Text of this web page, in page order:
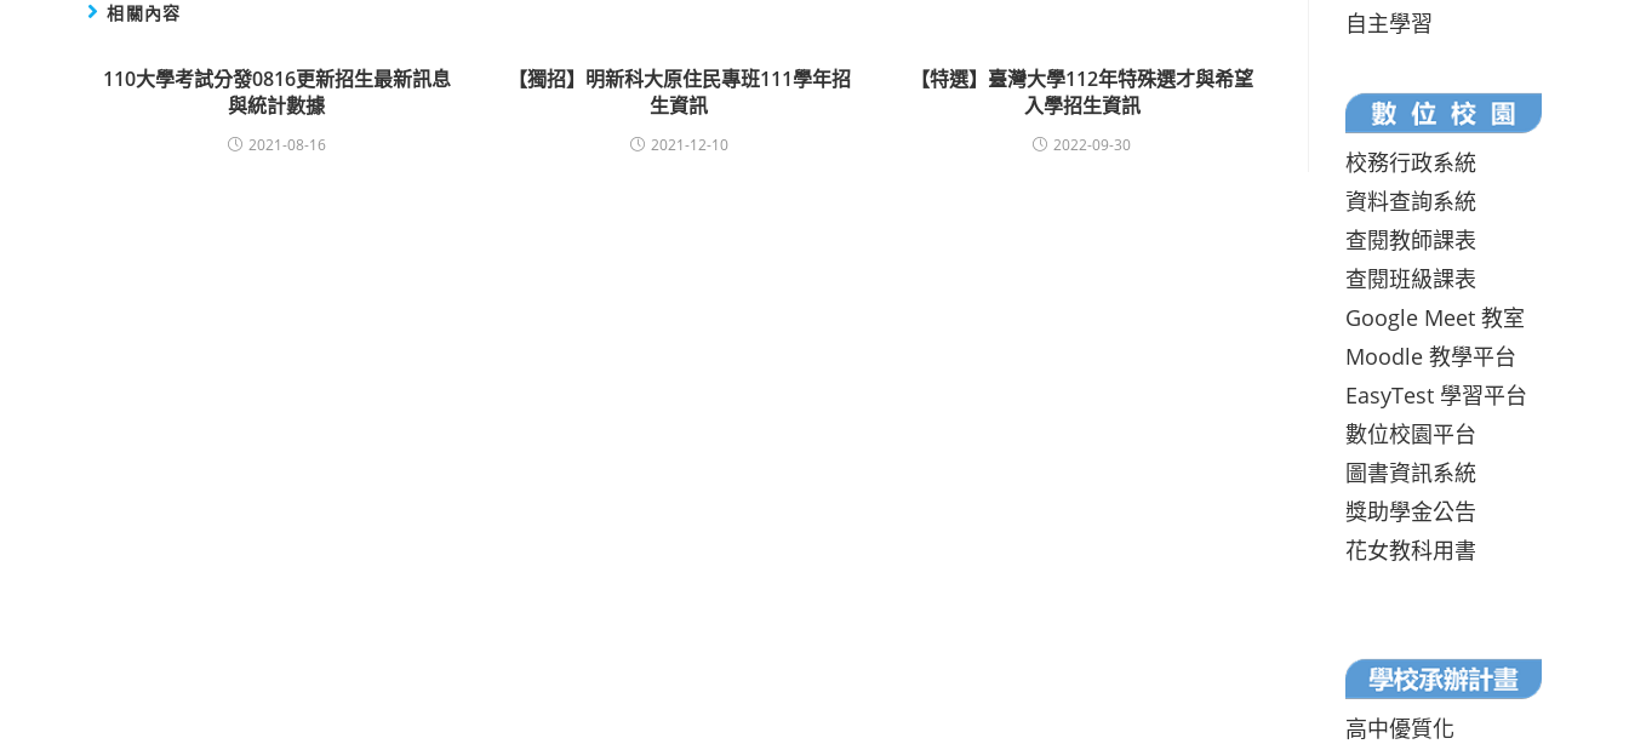
相關內容
110大學考試分發0816更新招生最新訊息
與統計數據
2021-08-16
【獨招】明新科大原住民專班111學年招
生資訊
2021-12-10
【特選】臺灣大學112年特殊選才與希望
入學招生資訊
2022-09-30
自主學習
校務行政系統
資料查詢系統
查閱教師課表
查閱班級課表
Google Meet 教室
Moodle 教學平台
EasyTest 學習平台
數位校園平台
圖書資訊系統
獎助學金公告
花女教科用書
高中優質化